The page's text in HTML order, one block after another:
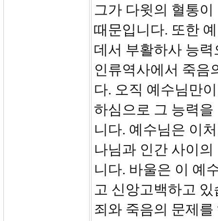
그가 다윗의 혈통
때문입니다. 또한
데서 부활하사 능
인류역사에서 죽음
다. 오직 예수님만
하심으로 그 능력
니다. 예수님은 이
나님과 인간 사이
니다. 바울은 이 예
고 신앙고백하고
죄와 죽음의 문제